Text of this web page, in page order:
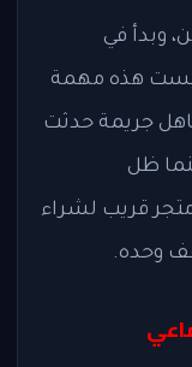
وبدأ في
هذه مهمة
جريمة حدثت
ظل
متجر قريب لشراء
وحده.